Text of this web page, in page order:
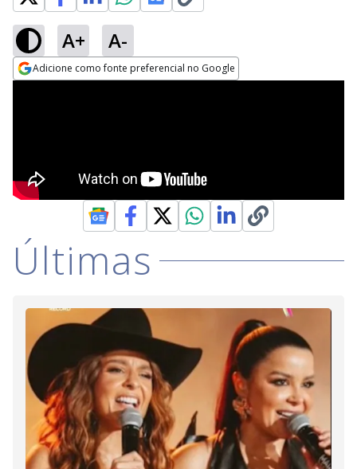
A+ A-
Adicione como fonte preferencial no Google
Últimas